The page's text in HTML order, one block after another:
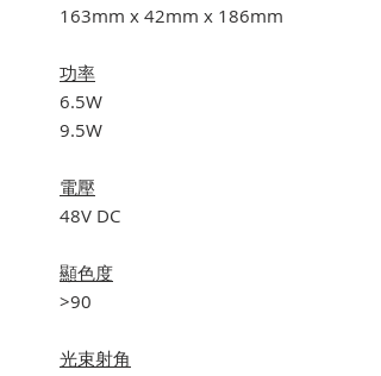
163mm x 42mm x 186mm
功率
6.5W
9.5W
電壓
48V DC
顯色度
>90
光束射角